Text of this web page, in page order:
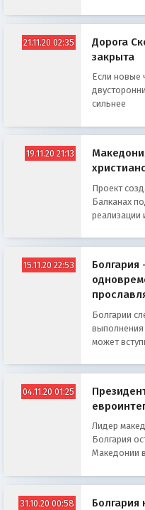
21.11.20 02:35
Дорога
закрыта
Если новые
сильнее
19.11.20 21:13
Проект
Балканах
реализации
15.11.20 22:53
Болгария
Болгарии
может
04.11.20 01:25
Лидер
Болгария
Македонии
31.10.20 00:58 Болгария